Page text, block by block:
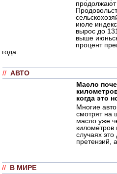
июле
вырос до
выше
процент
года.
// АВТО
Масло
когда это
Многие
смотрят на
масло уже
километров
случаях
претензий,
// В МИРЕ